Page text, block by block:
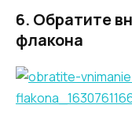
6. Обратите
флакона